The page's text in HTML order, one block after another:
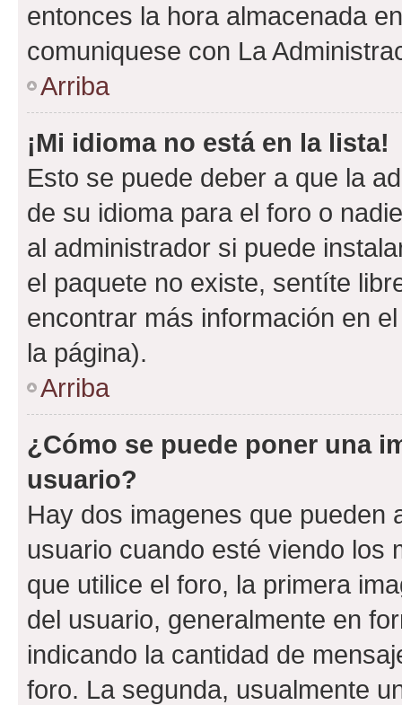
entonces la hora almacenada
comuniquese con La
Arriba
¡Mi idioma no está en la lista!
Esto se puede deber a que la
de su idioma para el foro o
al administrador si puede
el paquete no existe, sentíte
encontrar más información en
la página).
Arriba
¿Cómo se puede poner una
usuario?
Hay dos imagenes que pueden
usuario cuando esté viendo los
que utilice el foro, la primera
del usuario, generalmente en
indicando la cantidad de
foro. La segunda, usualmente